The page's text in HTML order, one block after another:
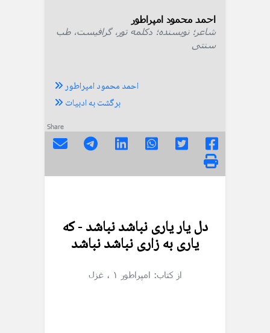
احمد محمود امپراطور
شاعر؛ نویسنده؛ دکلمه تور، گرافیست، طب
سنتی
احمد محمود امپراطور
برگشت به ادبیات
Share
دل یار یاری نباشد نباشد - که
یاری به زاری نباشد نباشد
از کتاب: امپراطور ۱ ، غزل